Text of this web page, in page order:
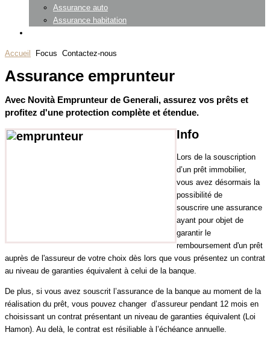
Assurance auto
Assurance habitation
Accueil Focus Contactez-nous
Assurance emprunteur
Avec Novità Emprunteur de Generali, assurez vos prêts et
profitez d'une protection complète et étendue.
Info
Lors de la souscription
d’un prêt immobilier,
vous avez désormais la
possibilité de
souscrire une assurance
ayant pour objet de
garantir le
remboursement d'un prêt
auprès de l'assureur de votre choix dès lors que vous présentez un contrat
au niveau de garanties équivalent à celui de la banque.
De plus, si vous avez souscrit l’assurance de la banque au moment de la
réalisation du prêt, vous pouvez changer d’assureur pendant 12 mois en
choisissant un contrat présentant un niveau de garanties équivalent (Loi
Hamon). Au delà, le contrat est résiliable à l’échéance annuelle.